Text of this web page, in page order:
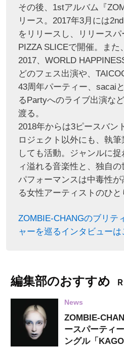
その後、1stアルバム『
リース。2017年3月には
をリリースし、リリース
PIZZA SLICEで開催。また
2017、WORLD
どのフェス出演や、
43周年パーティー、sacai
るPartyへのライブ出演な
渡る。
2018年からは3ピースバン
ロジェクト以外にも、執
しても活動。ジャンルに
ィ溢れる音楽性と、独自の
パフォーマンスは中毒性
る女性アーティストのひと
ZOMBIE-CHANGのブリテ
ャーを巡るインタビューは
編集部のおすすめ
News
ZOMBIE-
ースパーティ
ングル「